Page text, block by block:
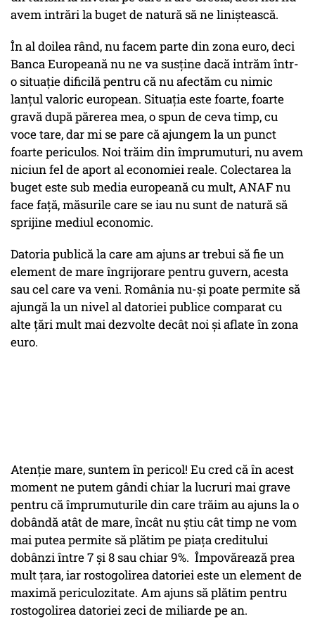
avem intrări la buget de natură să ne liniștească.
În al doilea rând, nu facem parte din zona euro, deci
Banca Europeană nu ne va susține dacă intrăm într-
o situație dificilă pentru că nu afectăm cu nimic
lanțul valoric european. Situația este foarte, foarte
gravă după părerea mea, o spun de ceva timp, cu
voce tare, dar mi se pare că ajungem la un punct
foarte periculos. Noi trăim din împrumuturi, nu avem
niciun fel de aport al economiei reale. Colectarea la
buget este sub media europeană cu mult, ANAF nu
face față, măsurile care se iau nu sunt de natură să
sprijine mediul economic.
Datoria publică la care am ajuns ar trebui să fie un
element de mare îngrijorare pentru guvern, acesta
sau cel care va veni. România nu-și poate permite să
ajungă la un nivel al datoriei publice comparat cu
alte țări mult mai dezvolte decât noi și aflate în zona
euro.
Atenție mare, suntem în pericol! Eu cred că în acest
moment ne putem gândi chiar la lucruri mai grave
pentru că împrumuturile din care trăim au ajuns la o
dobândă atât de mare, încât nu știu cât timp ne vom
mai putea permite să plătim pe piața creditului
dobânzi între 7 și 8 sau chiar 9%. Împovărează prea
mult țara, iar rostogolirea datoriei este un element de
maximă periculozitate. Am ajuns să plătim pentru
rostogolirea datoriei zeci de miliarde pe an.